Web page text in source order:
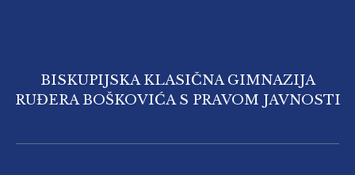
BISKUPIJSKA KLASIČNA GIMNAZIJA
RUĐERA BOŠKOVIĆA S PRAVOM JAVNOSTI